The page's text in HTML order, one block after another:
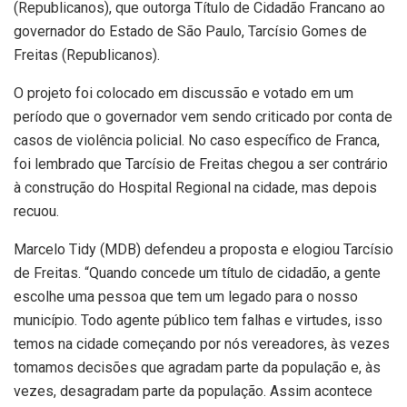
(Republicanos), que outorga Título de Cidadão Francano ao
governador do Estado de São Paulo, Tarcísio Gomes de
Freitas (Republicanos).
O projeto foi colocado em discussão e votado em um
período que o governador vem sendo criticado por conta de
casos de violência policial. No caso específico de Franca,
foi lembrado que Tarcísio de Freitas chegou a ser contrário
à construção do Hospital Regional na cidade, mas depois
recuou.
Marcelo Tidy (MDB) defendeu a proposta e elogiou Tarcísio
de Freitas. “Quando concede um título de cidadão, a gente
escolhe uma pessoa que tem um legado para o nosso
município. Todo agente público tem falhas e virtudes, isso
temos na cidade começando por nós vereadores, às vezes
tomamos decisões que agradam parte da população e, às
vezes, desagradam parte da população. Assim acontece